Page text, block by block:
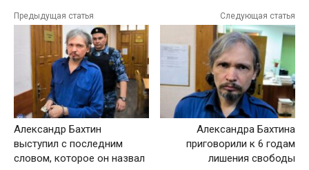
Предыдущая статья
Александр Бахтин
выступил с последним
словом, которое он назвал
Следующая статья
Александра Бахтина
приговорили к 6 годам
лишения свободы